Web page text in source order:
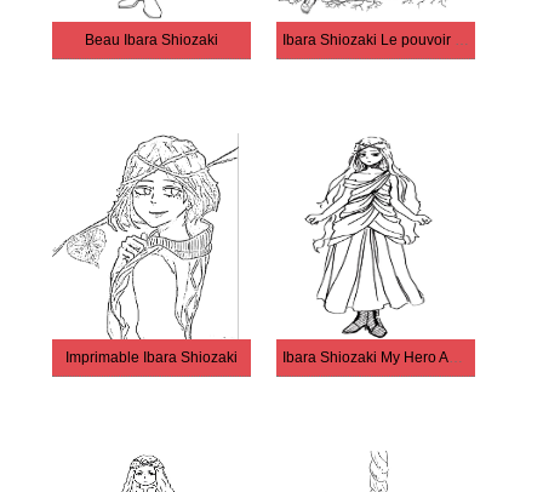
Beau Ibara Shiozaki Ibara Shiozaki Le pouvoir de
Imprimable Ibara Shiozaki Ibara Shiozaki My Hero Academia